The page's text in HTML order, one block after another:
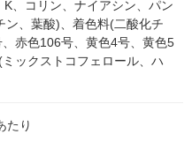
K、コリン、ナイアシン、パン
ン、葉酸)、着色料(二酸化チ
赤色106号、黄色4号、黄色5
ックストコフェロール、ハ
たり